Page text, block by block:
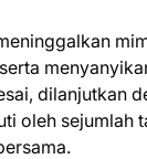
dilanjutkan
oleh sejumlah